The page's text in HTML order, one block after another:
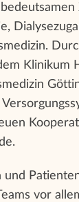
Klinikum
und
vor